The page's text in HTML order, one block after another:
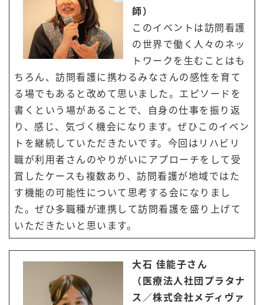
師）
このイベントは訪問看護
の世界で働く人々のネッ
トワークを生むことはも
ちろん、訪問看護に携わるみなさんの感性を育て
る場でもあると改めて思いました。エピソードを
書くという場があることで、自身の仕事を振り返
り、感じ、気づく機会になります。ぜひこのイベン
トを継続していただきたいです。今回はリハビリ
職が利用者さんのやりがいにアプローチをして受
賞したケースも複数あり、訪問看護が地域ではた
す機能の可能性について思考する会になりまし
た。ぜひ多職種が連携して訪問看護を盛り上げて
いただきたいと思います。
大石 佳能子さん
（医療法人社団プラタナ
ス／株式会社メディヴァ